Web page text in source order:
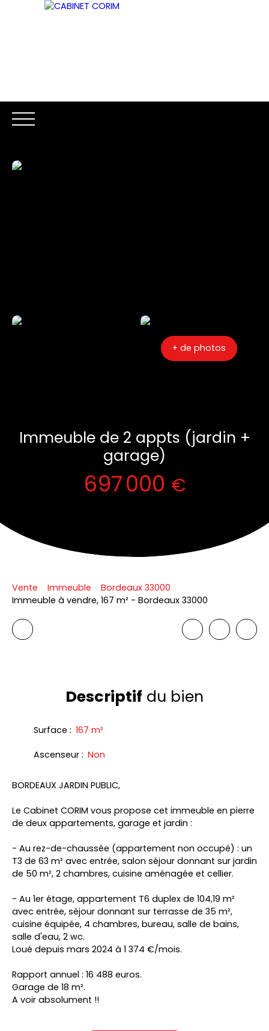
+ de photos
Immeuble de 2 appts (jardin +
garage)
697 000 €
Vente Immeuble
Bordeaux 33000
Immeuble à vendre, 167 m² - Bordeaux 33000
Descriptif du bien
Surface : 167 m²
Ascenseur : Non
BORDEAUX JARDIN PUBLIC,
Le Cabinet CORIM vous propose cet immeuble en pierre
de deux appartements, garage et jardin :
- Au rez-de-chaussée (appartement non occupé) : un
T3 de 63 m² avec entrée, salon séjour donnant sur jardin
de 50 m², 2 chambres, cuisine aménagée et cellier.
- Au 1er étage, appartement T6 duplex de 104,19 m²
avec entrée, séjour donnant sur terrasse de 35 m²,
cuisine équipée, 4 chambres, bureau, salle de bains,
salle d'eau, 2 wc.
Loué depuis mars 2024 à 1 374 €/mois.
Rapport annuel : 16 488 euros.
Garage de 18 m².
A voir absolument !!